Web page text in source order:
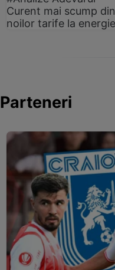
Curent mai scump
noilor tarife la energie
Parteneri